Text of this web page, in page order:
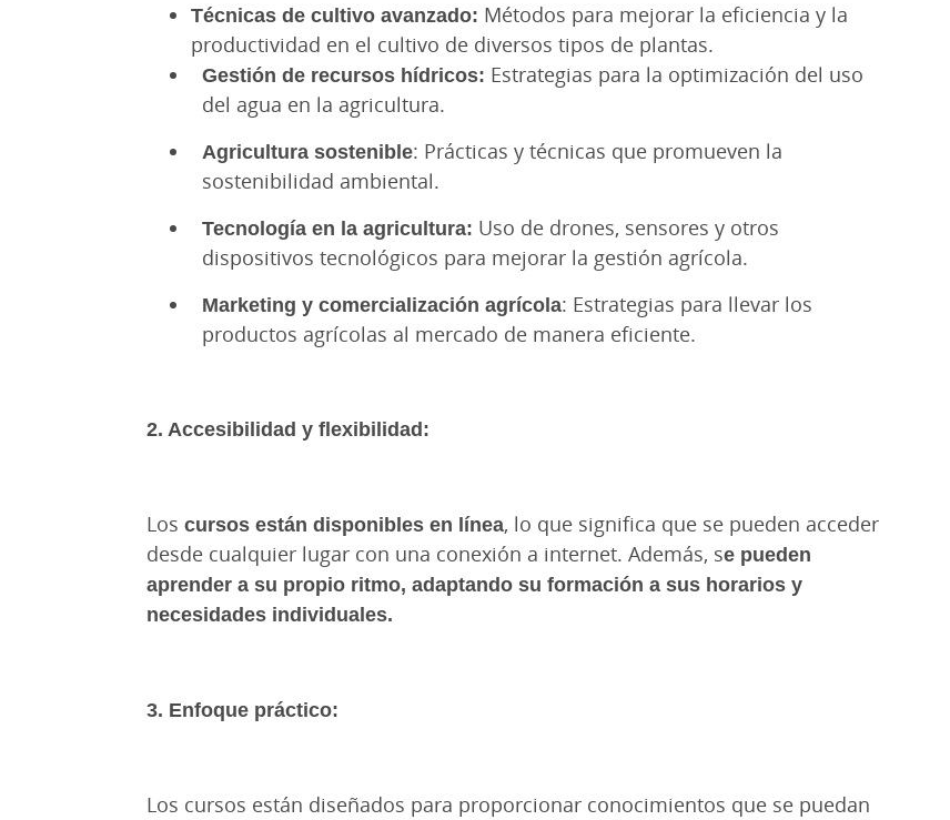
Técnicas de cultivo avanzado: Métodos para mejorar la eficiencia y la
productividad en el cultivo de diversos tipos de plantas.
Gestión de recursos hídricos: Estrategias para la optimización del uso
del agua en la agricultura.
Agricultura sostenible: Prácticas y técnicas que promueven la
sostenibilidad ambiental.
Tecnología en la agricultura: Uso de drones, sensores y otros
dispositivos tecnológicos para mejorar la gestión agrícola.
Marketing y comercialización agrícola: Estrategias para llevar los
productos agrícolas al mercado de manera eficiente.
2. Accesibilidad y flexibilidad:
Los cursos están disponibles en línea, lo que significa que se pueden acceder
desde cualquier lugar con una conexión a internet. Además, se pueden
aprender a su propio ritmo, adaptando su formación a sus horarios y
necesidades individuales.
3. Enfoque práctico:
Los cursos están diseñados para proporcionar conocimientos que se puedan